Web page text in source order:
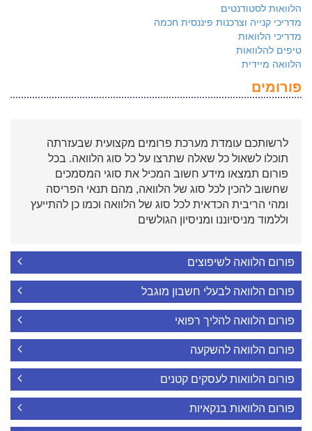
הלוואות לסטודנטים
מדריכי קנייה וצרכנות פיננסית חכמה
מדריכי הלוואות
טיפים להלוואות
הלוואה מיידית
פורומים
לרשותכם עומדת מערכת פרומים מקצועית שבעזרתה
תוכלו לשאול כל שאלה שתרצו על כל סוג הלוואה. בכל
פורום תמצאו מידע חשוב המכיל את סוגי המסמכים
שחשוב להכין לכל סוג של הלוואה, מהם תנאי הפריסה
ומהי הריבית הכדאית לכל סוג של הלוואה וכמו כן להתייעץ
וללמוד מניסיוננו ומניסיון הגולשים
פורום הלוואה לשיפוצים
פורום הלוואה לבעלי חשבון מוגבל
פורום הלוואה להליך רפואי
פורום הלוואה להשקעה
פורום הלוואות לעסקים קטנים
פורום הלוואות בנקאיות